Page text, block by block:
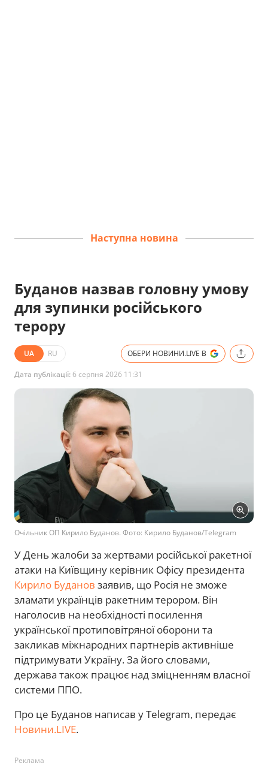
Наступна новина
Буданов назвав головну умову
для зупинки російського
терору
UA RU ОБЕРИ НОВИНИ.LIVE В
Дата публікації: 6 серпня 2026 11:31
Очільник ОП Кирило Буданов. Фото: Кирило Буданов/Telegram
У День жалоби за жертвами російської ракетної
атаки на Київщину керівник Офісу президента
Кирило Буданов заявив, що Росія не зможе
зламати українців ракетним терором. Він
наголосив на необхідності посилення
української протиповітряної оборони та
закликав міжнародних партнерів активніше
підтримувати Україну. За його словами,
держава також працює над зміцненням власної
системи ППО.
Про це Буданов написав у Telegram, передає
Новини.LIVE.
Реклама